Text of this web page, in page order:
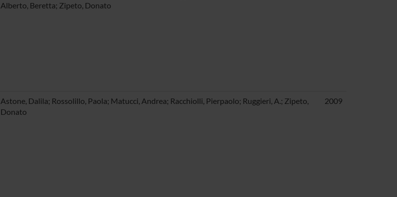
Alberto, Beretta; Zipeto, Donato
Astone, Dalila; Rossolillo, Paola; Matucci, Andrea; Racchiolli, Pierpaolo; Ruggieri, A.; Zipeto,
Donato
2009